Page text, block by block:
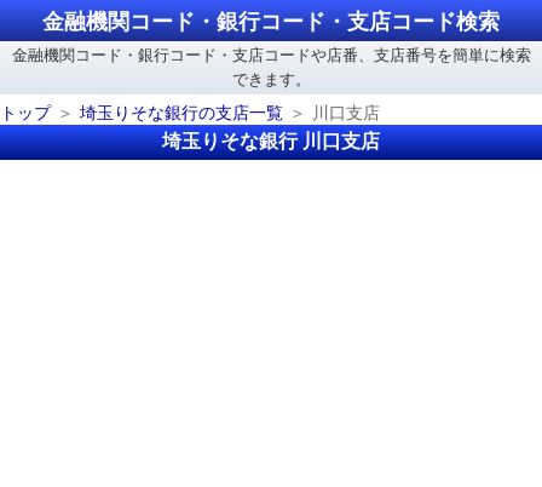
金融機関コード・銀行コード・支店コード検索
金融機関コード・銀行コード・支店コードや店番、支店番号を簡単に検索
できます。
トップ
埼玉りそな銀行の支店一覧 川口支店
埼玉りそな銀行 川口支店